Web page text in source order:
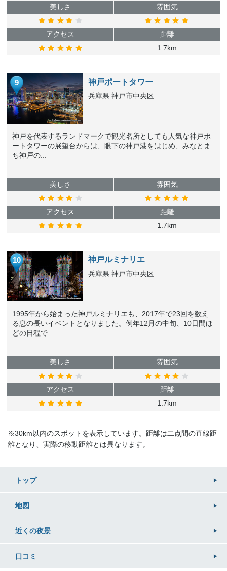
美しさ 雰囲気
アクセス
距離
1.7km
9 神戸ポートタワー
兵庫県 神戸市中央区
神戸を代表するランドマークで観光名所としても人気な神戸ポ
ートタワーの展望台からは、眼下の神戸港をはじめ、みなとま
ち神戸の...
美しさ 雰囲気
アクセス
距離
1.7km
10 神戸ルミナリエ
兵庫県 神戸市中央区
1995年から始まった神戸ルミナリエも、2017年で23回を数え
る息の長いイベントとなりました。例年12月の中旬、10日間ほ
どの日程で...
美しさ 雰囲気
アクセス
距離
1.7km
※30km以内のスポットを表示しています。距離は二点間の直線距
離となり、実際の移動距離とは異なります。
トップ
地図
近くの夜景
口コミ